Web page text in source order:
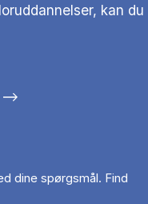
kan du
dine spørgsmål. Find